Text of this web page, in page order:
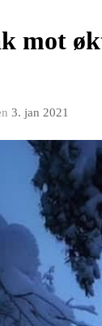
mot
3. jan 2021